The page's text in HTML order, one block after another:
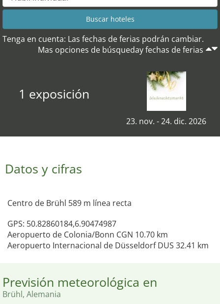
Tenga en cuenta: Las fechas de ferias podrán cambiar.
Mas opciones de búsqueday fechas de ferias
1 exposición
23. nov. - 24. dic. 2026
Datos y cifras
Centro de Brühl 589 m línea recta
GPS: 50.82860184,6.90474987
Aeropuerto de Colonia/Bonn CGN 10.70 km
Aeropuerto Internacional de Düsseldorf DUS 32.41 km
Previsión meteorológica en
Brühl, Alemania